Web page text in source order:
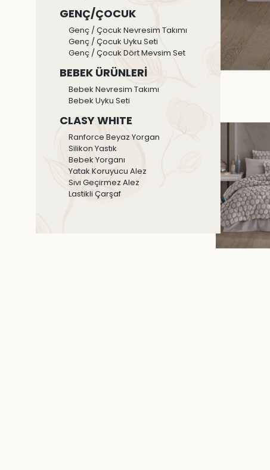
GENÇ/ÇOCUK
Genç / Çocuk Nevresim Takımı
Genç / Çocuk Uyku Seti
Genç / Çocuk Dört Mevsim Set
BEBEK ÜRÜNLERİ
Bebek Nevresim Takımı
Bebek Uyku Seti
CLASY WHITE
Ranforce Beyaz Yorgan
Silikon Yastık
Bebek Yorganı
Yatak Koruyucu Alez
Sıvı Geçirmez Alez
Lastikli Çarşaf